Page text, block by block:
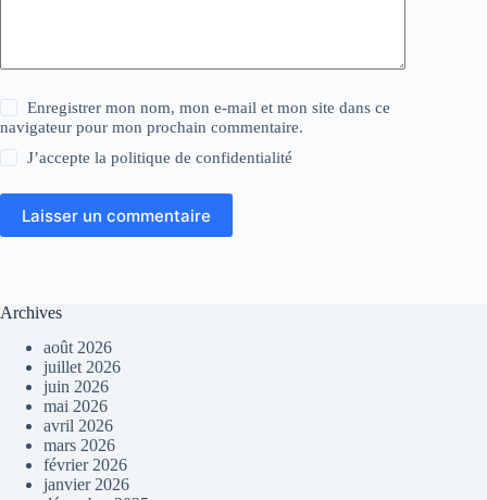
Enregistrer mon nom, mon e-mail et mon site dans ce
navigateur pour mon prochain commentaire.
J’accepte lapolitique de confidentialité
Laisser un commentaire
Archives
août 2026
juillet 2026
juin 2026
mai 2026
avril 2026
mars 2026
février 2026
janvier 2026